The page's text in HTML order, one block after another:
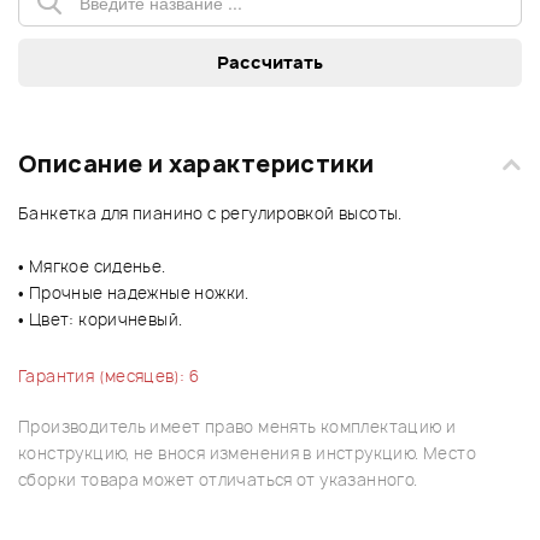
Описание и характеристики
Банкетка для пианино с регулировкой высоты.
• Мягкое сиденье.
• Прочные надежные ножки.
• Цвет: коричневый.
Гарантия (месяцев): 6
Производитель имеет право менять комплектацию и
конструкцию, не внося изменения в инструкцию. Место
сборки товара может отличаться от указанного.